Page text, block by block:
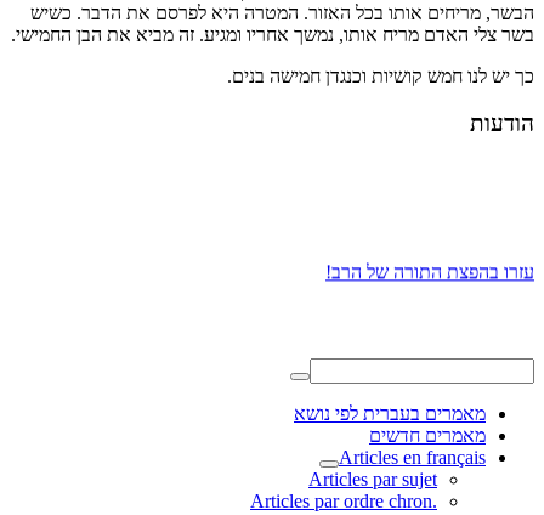
הבשר, מריחים אותו בכל האזור. המטרה היא לפרסם את הדבר. כשיש
בשר צלי האדם מריח אותו, נמשך אחריו ומגיע. זה מביא את הבן החמישי.
כך יש לנו חמש קושיות וכנגדן חמישה בנים.
הודעות
עזרו בהפצת התורה של הרב!
מאמרים בעברית לפי נושא
מאמרים חדשים
Articles en français
Articles par sujet
.Articles par ordre chron